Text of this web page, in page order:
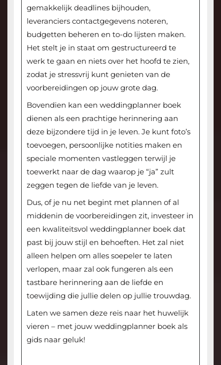
gemakkelijk deadlines bijhouden,
leveranciers contactgegevens noteren,
budgetten beheren en to-do lijsten maken.
Het stelt je in staat om gestructureerd te
werk te gaan en niets over het hoofd te zien,
zodat je stressvrij kunt genieten van de
voorbereidingen op jouw grote dag.
Bovendien kan een weddingplanner boek
dienen als een prachtige herinnering aan
deze bijzondere tijd in je leven. Je kunt foto’s
toevoegen, persoonlijke notities maken en
speciale momenten vastleggen terwijl je
toewerkt naar de dag waarop je “ja” zult
zeggen tegen de liefde van je leven.
Dus, of je nu net begint met plannen of al
middenin de voorbereidingen zit, investeer in
een kwaliteitsvol weddingplanner boek dat
past bij jouw stijl en behoeften. Het zal niet
alleen helpen om alles soepeler te laten
verlopen, maar zal ook fungeren als een
tastbare herinnering aan de liefde en
toewijding die jullie delen op jullie trouwdag.
Laten we samen deze reis naar het huwelijk
vieren – met jouw weddingplanner boek als
gids naar geluk!